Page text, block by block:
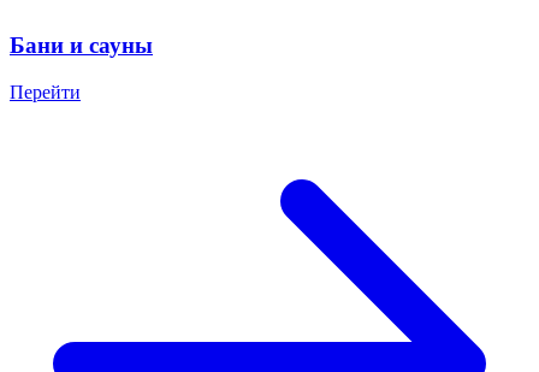
Бани и сауны
Перейти